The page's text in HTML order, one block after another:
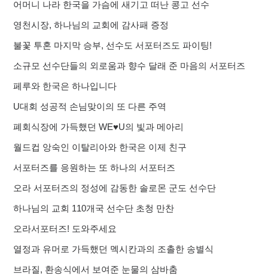
어머니 나라 한국을 가슴에 새기고 떠난 콩고 선수
영천시장, 하나님의 교회에 감사패 증정
불꽃 투혼 마지막 승부, 선수도 서포터즈도 파이팅!
소규모 선수단들의 외로움과 향수 달래 준 마음의 서포터즈
페루와 한국은 하나입니다
U대회 성공적 손님맞이의 또 다른 주역
폐회식장에 가득했던 WE♥U의 빛과 메아리
월드컵 앙숙인 이탈리아와 한국은 이제 친구
서포터즈를 응원하는 또 하나의 서포터즈
오라 서포터즈의 정성에 감동한 솔로몬 군도 선수단
하나님의 교회 110개국 선수단 초청 만찬
오라서포터즈! 도와주세요
열정과 유머로 가득했던 멕시칸과의 조촐한 송별식
브라질, 환송식에서 보여준 눈물의 삼바춤